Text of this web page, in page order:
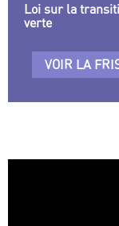
Loi sur la
verte
VOIR LA